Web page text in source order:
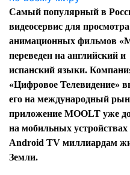
Самый популярный в
видеосервис для просмотра
анимационных фильмов
переведен на английский и
испанский языки.
«Цифровое Телевидение»
его на международный
приложение MOOLT уже
на мобильных устройствах
Android TV миллиардам
Земли.